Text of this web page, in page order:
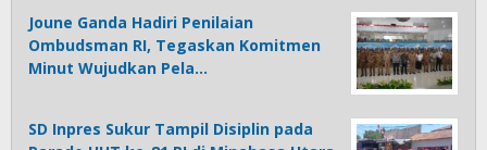
Joune Ganda Hadiri Penilaian
Ombudsman RI, Tegaskan Komitmen
Minut Wujudkan Pela…
SD Inpres Sukur Tampil Disiplin pada